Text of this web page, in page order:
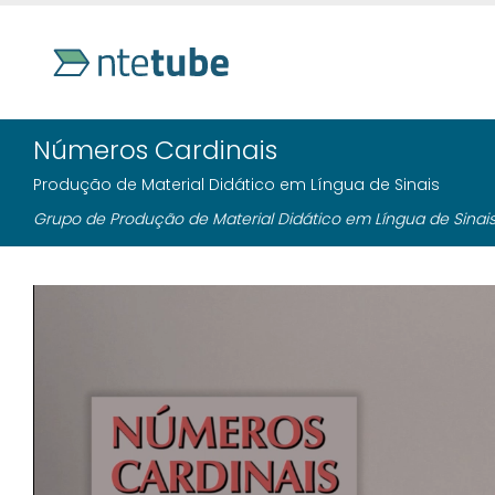
Números Cardinais
Produção de Material Didático em Língua de Sinais
Grupo de Produção de Material Didático em Língua de Sinais